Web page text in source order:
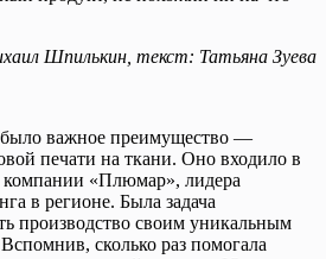
Шпилькин, текст: Татьяна Зуева
было важное преимущество —
печати на ткани. Оно входило в
компании «Плюмар», лидера
в регионе. Была задача
производство своим уникальным
сколько раз помогала